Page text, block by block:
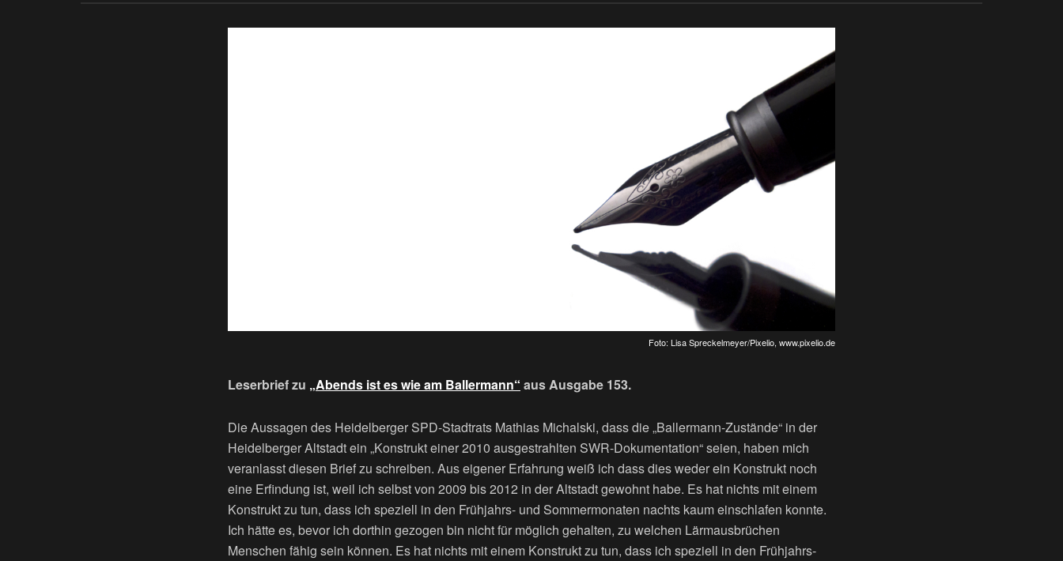
Foto: Lisa Spreckelmeyer/Pixelio,www.pixelio.de
Leserbrief zu „Abends ist es wie am Ballermann“ aus Ausgabe 153.
Die Aussagen des Heidelberger SPD-Stadtrats Mathias Michalski, dass die „Ballermann-Zustände“ in der
Heidelberger Altstadt ein „Konstrukt einer 2010 ausgestrahlten SWR-Dokumentation“ seien, haben mich
veranlasst diesen Brief zu schreiben. Aus eigener Erfahrung weiß ich dass dies weder ein Konstrukt noch
eine Erfindung ist, weil ich selbst von 2009 bis 2012 in der Altstadt gewohnt habe. Es hat nichts mit einem
Konstrukt zu tun, dass ich speziell in den Frühjahrs- und Sommermonaten nachts kaum einschlafen konnte.
Ich hätte es, bevor ich dorthin gezogen bin nicht für möglich gehalten, zu welchen Lärmausbrüchen
Menschen fähig sein können. Es hat nichts mit einem Konstrukt zu tun, dass ich speziell in den Frühjahrs-